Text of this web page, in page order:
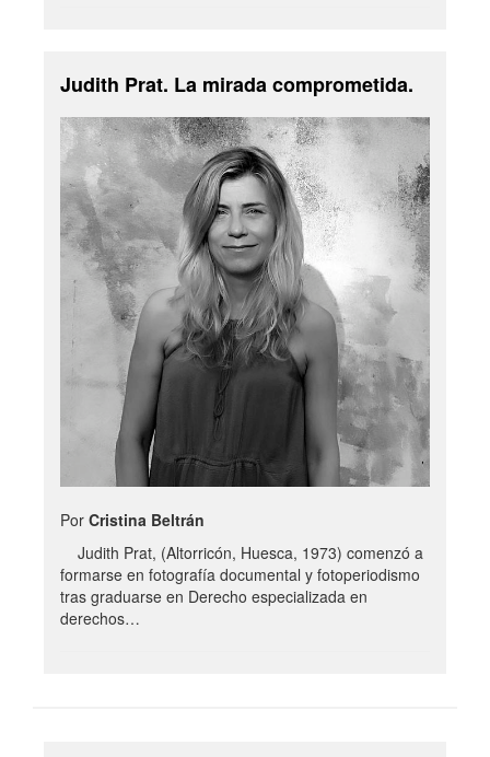
Judith Prat. La mirada comprometida.
Por Cristina Beltrán
Judith Prat, (Altorricón, Huesca, 1973) comenzó a
formarse en fotografía documental y fotoperiodismo
tras graduarse en Derecho especializada en
derechos…